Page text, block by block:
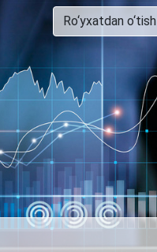
Ro‘yxatdan o‘tish